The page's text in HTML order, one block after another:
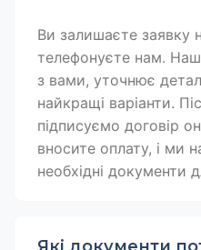
Ви залишаєте заявку
телефонуєте нам.
з вами, уточнює
найкращі варіанти.
підписуємо договір
вносите оплату, і ми
необхідні документи